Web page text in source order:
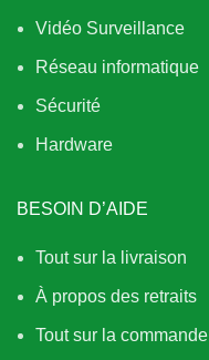
Vidéo Surveillance
Réseau informatique
Sécurité
Hardware
BESOIN D’AIDE
Tout sur la livraison
À propos des retraits
Tout sur la commande